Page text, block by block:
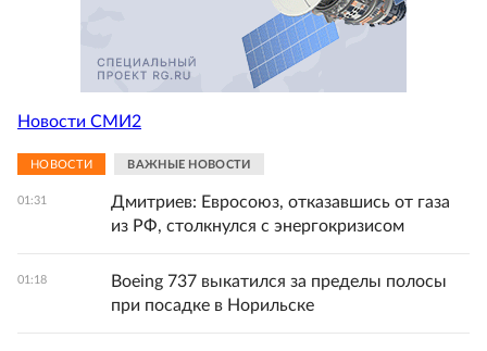
Новости СМИ2
НОВОСТИ ВАЖНЫЕ НОВОСТИ
01:31
Дмитриев: Евросоюз, отказавшись от газа
из РФ, столкнулся с энергокризисом
01:18
Boeing 737 выкатился за пределы полосы
при посадке в Норильске